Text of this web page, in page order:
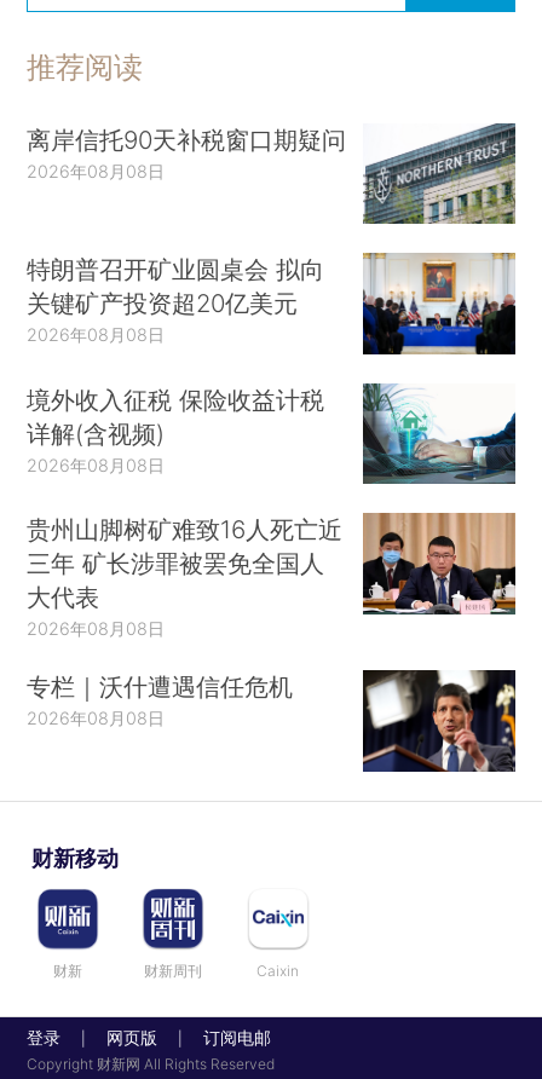
推荐阅读
离岸信托90天补税窗口期疑问
2026年08月08日
特朗普召开矿业圆桌会 拟向
关键矿产投资超20亿美元
2026年08月08日
境外收入征税 保险收益计税
详解(含视频)
2026年08月08日
贵州山脚树矿难致16人死亡近
三年 矿长涉罪被罢免全国人
大代表
2026年08月08日
专栏｜沃什遭遇信任危机
2026年08月08日
财新移动
财新 财新周刊 Caixin
登录 网页版 订阅电邮
Copyright 财新网 All Rights Reserved